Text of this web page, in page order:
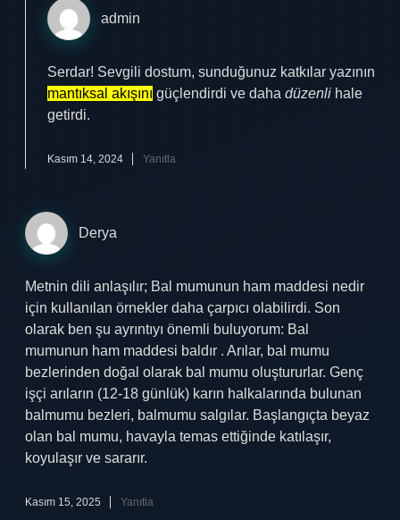
admin
Serdar! Sevgili dostum, sunduğunuz katkılar yazının
mantıksal akışını güçlendirdi ve daha düzenli hale
getirdi.
Kasım 14, 2024 Yanıtla
Derya
Metnin dili anlaşılır; Bal mumunun ham maddesi nedir
için kullanılan örnekler daha çarpıcı olabilirdi. Son
olarak ben şu ayrıntıyı önemli buluyorum: Bal
mumunun ham maddesi baldır . Arılar, bal mumu
bezlerinden doğal olarak bal mumu oluştururlar. Genç
işçi arıların (12-18 günlük) karın halkalarında bulunan
balmumu bezleri, balmumu salgılar. Başlangıçta beyaz
olan bal mumu, havayla temas ettiğinde katılaşır,
koyulaşır ve sararır.
Kasım 15, 2025 Yanıtla